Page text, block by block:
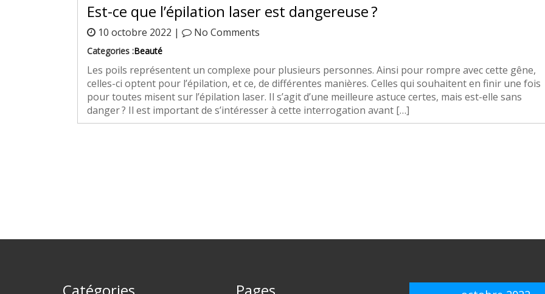
Est-ce que l’épilation laser est dangereuse ?
10 octobre 2022 | No Comments
Categories :Beauté
Les poils représentent un complexe pour plusieurs personnes. Ainsi pour rompre avec cette gêne,
celles-ci optent pour l’épilation, et ce, de différentes manières. Celles qui souhaitent en finir une fois
pour toutes misent sur l’épilation laser. Il s’agit d’une meilleure astuce certes, mais est-elle sans
danger ? Il est important de s’intéresser à cette interrogation avant […]